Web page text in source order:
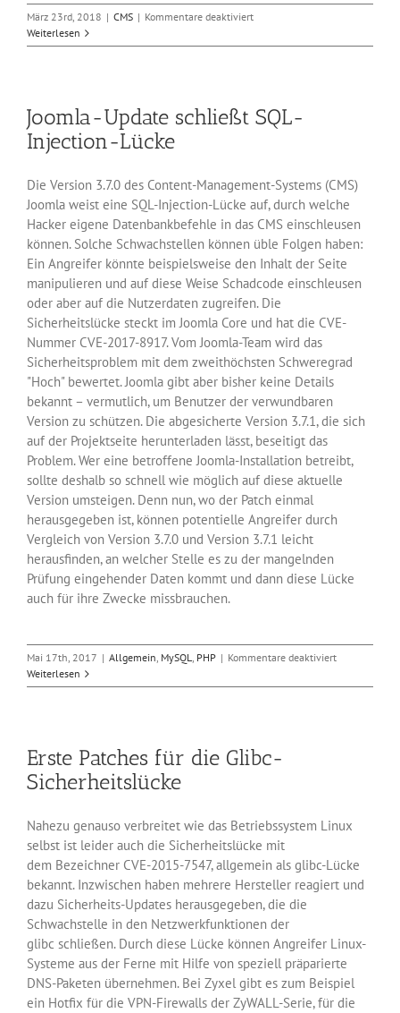
März 23rd, 2018 | CMS | Kommentare deaktiviertfür
Update
Lücke
Weiterlesen
Joomla-Update schließt SQL-
Injection-Lücke
Die Version 3.7.0 des Content-Management-Systems (CMS)
Joomla weist eine SQL-Injection-Lücke auf, durch welche
Hacker eigene Datenbankbefehle in das CMS einschleusen
können. Solche Schwachstellen können üble Folgen haben:
Ein Angreifer könnte beispielsweise den Inhalt der Seite
manipulieren und auf diese Weise Schadcode einschleusen
oder aber auf die Nutzerdaten zugreifen. Die
Sicherheitslücke steckt im Joomla Core und hat die CVE-
Nummer CVE-2017-8917. Vom Joomla-Team wird das
Sicherheitsproblem mit dem zweithöchsten Schweregrad
"Hoch" bewertet. Joomla gibt aber bisher keine Details
bekannt – vermutlich, um Benutzer der verwundbaren
Version zu schützen. Die abgesicherte Version 3.7.1, die sich
auf der Projektseite herunterladen lässt, beseitigt das
Problem. Wer eine betroffene Joomla-Installation betreibt,
sollte deshalb so schnell wie möglich auf diese aktuelle
Version umsteigen. Denn nun, wo der Patch einmal
herausgegeben ist, können potentielle Angreifer durch
Vergleich von Version 3.7.0 und Version 3.7.1 leicht
herausfinden, an welcher Stelle es zu der mangelnden
Prüfung eingehender Daten kommt und dann diese Lücke
auch für ihre Zwecke missbrauchen.
Mai 17th, 2017 | Allgemein, MySQL, PHP | Kommentare deaktiviertfür
Update
Weiterlesen
Erste Patches für die Glibc-
Sicherheitslücke
Nahezu genauso verbreitet wie das Betriebssystem Linux
selbst ist leider auch die Sicherheitslücke mit
dem Bezeichner CVE-2015-7547, allgemein als glibc-Lücke
bekannt. Inzwischen haben mehrere Hersteller reagiert und
dazu Sicherheits-Updates herausgegeben, die die
Schwachstelle in den Netzwerkfunktionen der
glibc schließen. Durch diese Lücke können Angreifer Linux-
Systeme aus der Ferne mit Hilfe von speziell präparierte
DNS-Paketen übernehmen. Bei Zyxel gibt es zum Beispiel
ein Hotfix für die VPN-Firewalls der ZyWALL-Serie, für die